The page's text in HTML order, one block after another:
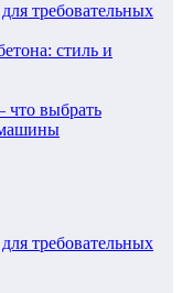
требовательных
стиль и
выбрать
требовательных